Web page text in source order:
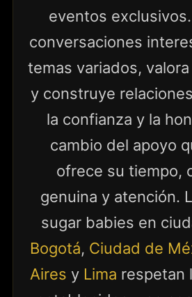
eventos
conversaciones
temas variados,
y construye
la confianza y la
cambio del apoyo
ofrece su tiempo,
genuina y atención.
sugar babies en
Bogotá, Ciudad de
Aires y Lima respetan